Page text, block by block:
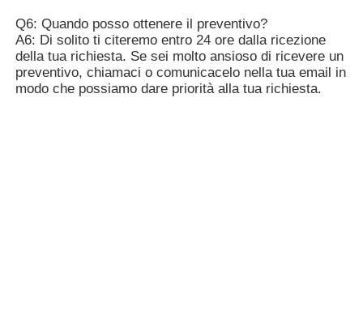
Q6: Quando posso ottenere il preventivo?
A6: Di solito ti citeremo entro 24 ore dalla ricezione
della tua richiesta. Se sei molto ansioso di ricevere un
preventivo, chiamaci o comunicacelo nella tua email in
modo che possiamo dare priorità alla tua richiesta.